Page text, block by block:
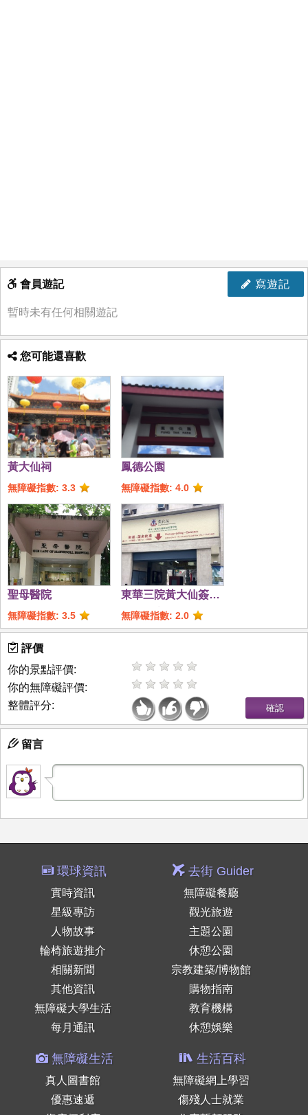
寫遊記
會員遊記
暫時未有任何相關遊記
您可能還喜歡
黃大仙祠
無障礙指數: 3.3
鳳德公園
無障礙指數: 4.0
聖母醫院
無障礙指數: 3.5
東華三院黃大仙簽品
哲理中心
無障礙指數: 2.0
評價
你的景點評價:
你的無障礙評價:
整體評分:
留言
環球資訊
實時資訊
星級專訪
人物故事
輪椅旅遊推介
相關新聞
其他資訊
無障礙大學生活
每月通訊
去街 Guider
無障礙餐廳
觀光旅遊
主題公園
休憩公園
宗教建築/博物館
購物指南
教育機構
休憩娛樂
無障礙生活
真人圖書館
優惠速遞
生活百科
無障礙網上學習
傷殘人士就業